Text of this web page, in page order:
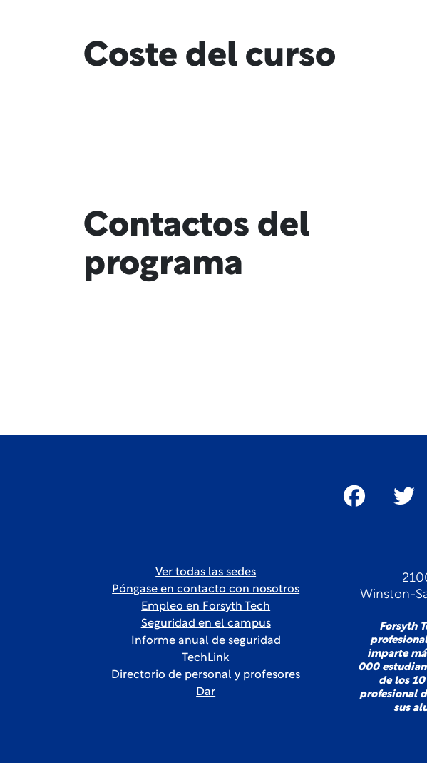
Coste del curso
Contactos del
programa
Winston-
Forsyth
imparte
000
de los
profesional
sus
Ver todas las sedes
Póngase en contacto con nosotros
Empleo en Forsyth Tech
Seguridad en el campus
Informe anual de seguridad
TechLink
Directorio de personal y profesores
Dar